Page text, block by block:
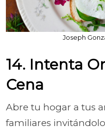
Joseph
14. Intenta
Cena
Abre tu hogar a tus
familiares